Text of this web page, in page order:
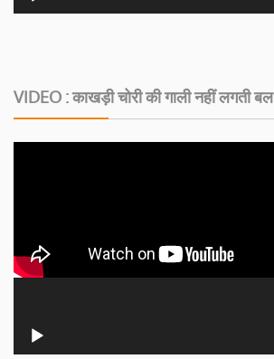
VIDEO : काखड़ी चोरी की गाली नहीं लगती बल